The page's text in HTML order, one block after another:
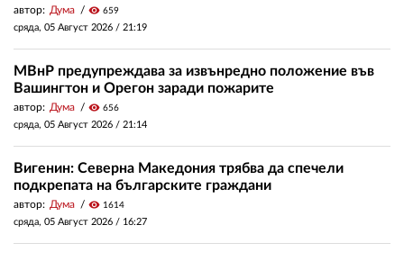
автор: Дума visibility 659
сряда, 05 Август 2026 / 21:19
МВнР предупреждава за извънредно положение във
Вашингтон и Орегон заради пожарите
автор: Дума visibility 656
сряда, 05 Август 2026 / 21:14
Вигенин: Северна Македония трябва да спечели
подкрепата на българските граждани
автор: Дума visibility 1614
сряда, 05 Август 2026 / 16:27